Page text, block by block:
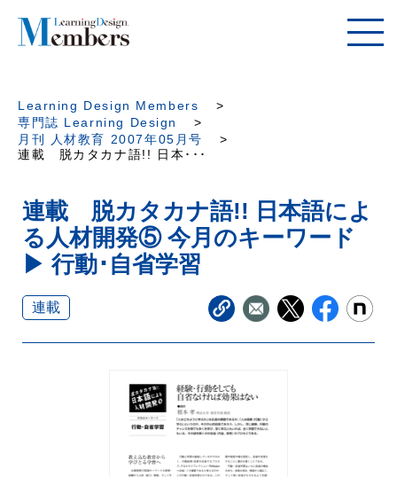
Learning Design Members
専門誌 Learning Design
月刊 人材教育 2007年05月号
連載 脱カタカナ語!! 日本･･･
連載 脱カタカナ語!! 日本語によ
る人材開発⑤ 今月のキーワード
▶ 行動･自省学習
連載